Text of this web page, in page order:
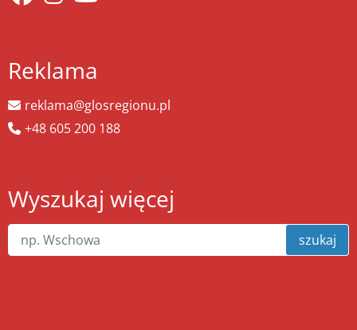
Reklama
reklama@glosregionu.pl
+48 605 200 188
Wyszukaj więcej
szukaj